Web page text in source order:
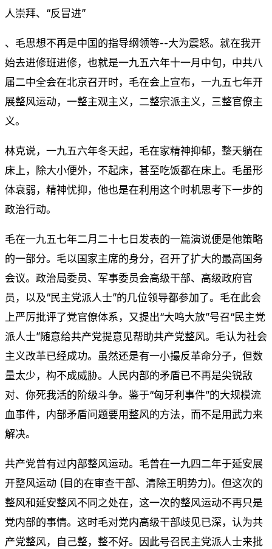
人崇拜、“反冒进”
、毛思想不再是中国的指导纲领等--大为震怒。就在我开
始去进修班进修，也就是一九五六年十一月中旬，中共八
届二中全会在北京召开时，毛在会上宣布，一九五七年开
展整风运动，一整主观主义，二整宗派主义，三整官僚主
义。
林克说，一九五六年冬天起，毛在家精神抑郁，整天躺在
床上，除大小便外，不起床，甚至吃饭都在床上。毛虽形
体衰弱，精神忧抑，他也是在利用这个时机思考下一步的
政治行动。
毛在一九五七年二月二十七日发表的一篇演说便是他策略
的一部分。毛以国家主席的身分，召开了扩大的最高国务
会议。政治局委员、军事委员会高级干部、高级政府官
员，以及“民主党派人士”的几位领导都参加了。毛在此会
上严厉批评了党官僚体系，又提出“大鸣大放”号召“民主党
派人士”随意给共产党提意见帮助共产党整风。毛认为社会
主义改革已经成功。虽然还是有一小撮反革命分子，但数
量太少，构不成威胁。人民内部的矛盾已不再是尖锐敌
对、你死我活的阶级斗争。鉴于“匈牙利事件”的大规模流
血事件，内部矛盾问题要用整风的方法，而不是用武力来
解决。
共产党曾有过内部整风运动。毛曾在一九四二年于延安展
开整风运动 (目的在审查干部、清除王明势力)。但这次的
整风和延安整风不同之处在，这一次的整风运动不再只是
党内部的事情。这时毛对党内高级干部歧见已深，认为共
产党整风，自己整，整不好。因此号召民主党派人士来批